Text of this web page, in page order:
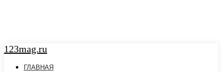
123mag.ru
ГЛАВНАЯ